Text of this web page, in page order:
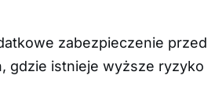
zabezpieczenie przed
gdzie istnieje wyższe ryzyko